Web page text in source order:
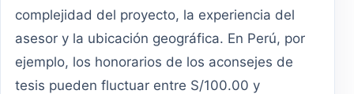
complejidad del proyecto, la experiencia del
asesor y la ubicación geográfica. En Perú, por
ejemplo, los honorarios de los aconsejes de
tesis pueden fluctuar entre S/100.00 y